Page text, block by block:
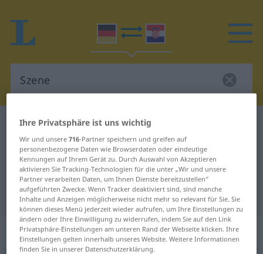
Deutsch-Kroatisch Wörterbuch
Deutsch-Kroatisch Übersetzung für
"Szene"
"Szene" Kroatisch Übersetzung
„Szene“: Femininum
Ihre Privatsphäre ist uns wichtig
Wir und unsere716-Partner speichern und greifen auf
personenbezogene Daten wie Browserdaten oder eindeutige
Kennungen auf Ihrem Gerät zu. Durch Auswahl von Akzeptieren
aktivieren Sie Tracking-Technologien für die unter „Wir und unsere
Partner verarbeiten Daten, um Ihnen Dienste bereitzustellen“
aufgeführten Zwecke. Wenn Tracker deaktiviert sind, sind manche
Inhalte und Anzeigen möglicherweise nicht mehr so relevant für Sie. Sie
können dieses Menü jederzeit wieder aufrufen, um Ihre Einstellungen zu
ändern oder Ihre Einwilligung zu widerrufen, indem Sie auf den Link
Privatsphäre-Einstellungen am unteren Rand der Webseite klicken. Ihre
Einstellungen gelten innerhalb unseres Website. Weitere Informationen
finden Sie in unserer Datenschutzerklärung.